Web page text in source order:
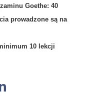
Goethe: 40
prowadzone są na
10 lekcji